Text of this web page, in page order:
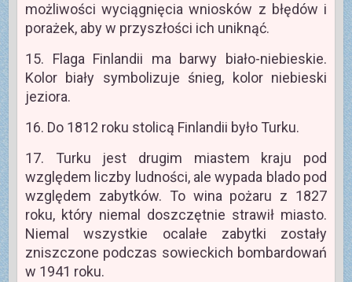
możliwości wyciągnięcia wniosków z błędów i
porażek, aby w przyszłości ich uniknąć.
15. Flaga Finlandii ma barwy biało-niebieskie.
Kolor biały symbolizuje śnieg, kolor niebieski
jeziora.
16. Do 1812 roku stolicą Finlandii było Turku.
17. Turku jest drugim miastem kraju pod
względem liczby ludności, ale wypada blado pod
względem zabytków. To wina pożaru z 1827
roku, który niemal doszczętnie strawił miasto.
Niemal wszystkie ocalałe zabytki zostały
zniszczone podczas sowieckich bombardowań
w 1941 roku.